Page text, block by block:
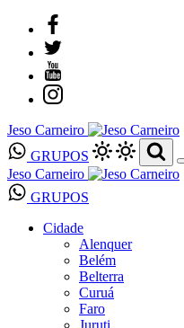
Jeso Carneiro
GRUPOS
Jeso Carneiro
GRUPOS
Cidade
Alenquer
Belém
Belterra
Curuá
Faro
Juruti